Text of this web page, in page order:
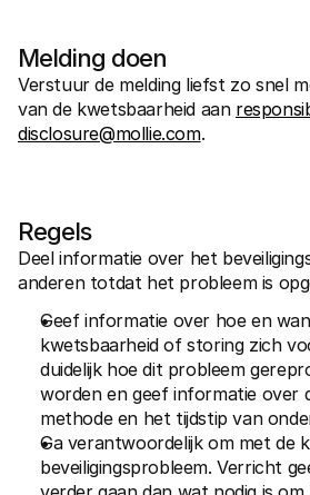
Melding doen
Verstuur de melding liefst zo snel
van de kwetsbaarheid aan
disclosure@mollie.com.
Regels
Deel informatie over het
anderen totdat het probleem is
Geef informatie over hoe en
kwetsbaarheid of storing zich
duidelijk hoe dit probleem
worden en geef informatie over
methode en het tijdstip van
Ga verantwoordelijk om met de
beveiligingsprobleem. Verricht
Technische documentatie
Portaal voor developers
Ontdek documentatie en updates voor
Libraries
Prijzen
Bekijk onze tarieven
Over ons
Maak kennis met ons verhaal en
Nieuws
Het laatste nieuws over Mollie
Vacatures
Kom werken bij Mollie. Ontdek de
vacatures!
Contact
Voor consumenten
Waarom zie je Mollie op je
Voor Mollie-klanten